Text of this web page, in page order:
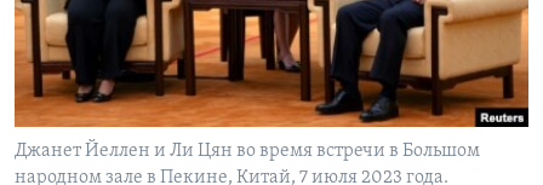
Learning English
СОЦИАЛЬНЫЕ СЕТИ
Джанет Йеллен и Ли Цян во время встречи в Большом
народном зале в Пекине, Китай, 7 июля 2023 года.